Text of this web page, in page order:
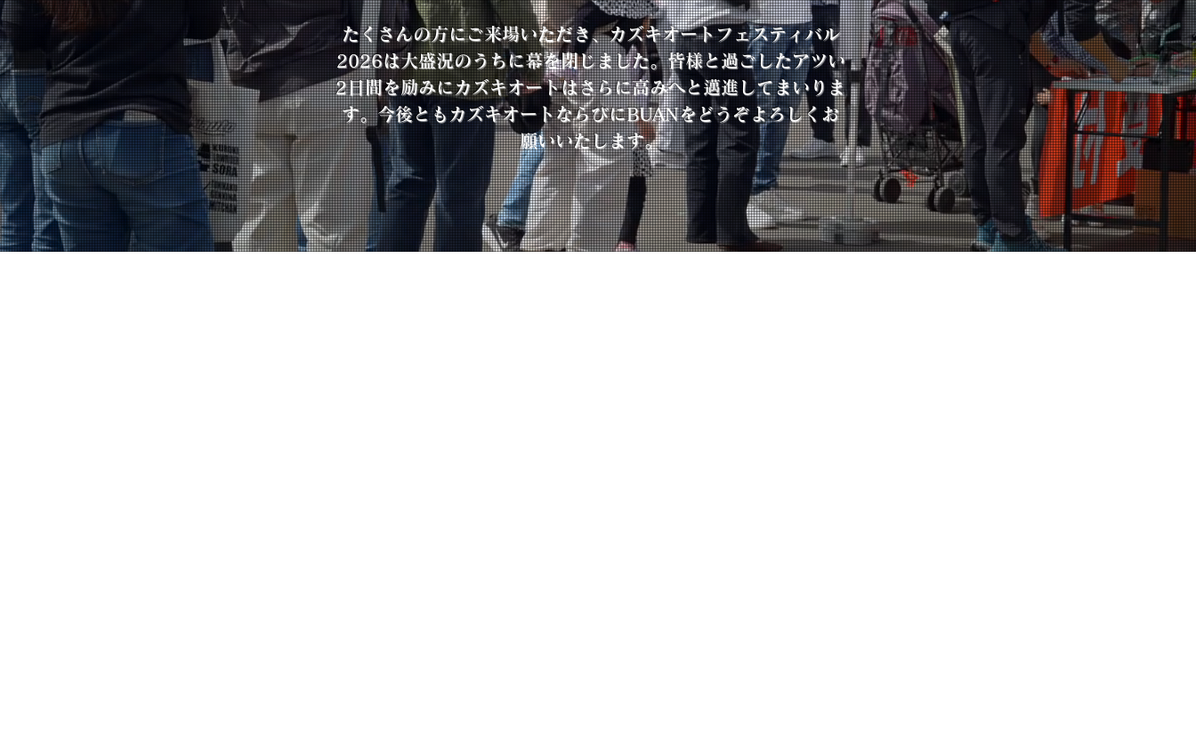
たくさんの方にご来場いただき、カズキオートフェスティバル
2026は大盛況のうちに幕を閉じました。皆様と過ごしたアツい
2日間を励みにカズキオートはさらに高みへと邁進してまいりま
す。今後ともカズキオートならびにBUANをどうぞよろしくお
願いいたします。